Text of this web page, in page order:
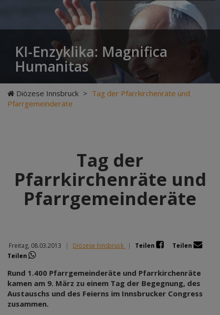
KI-Enzyklika: Magnifica
Humanitas
Diözese Innsbruck > Tag der Pfarrkirchenräte und
Pfarrgemeinderäte
Tag der
Pfarrkirchenräte und
Pfarrgemeinderäte
Freitag, 08.03.2013 | Diözese Innsbruck | Teilen
Teilen
Teilen
Rund 1.400 Pfarrgemeinderäte und Pfarrkirchenräte
kamen am 9. März zu einem Tag der Begegnung, des
Austauschs und des Feierns im Innsbrucker Congress
zusammen.